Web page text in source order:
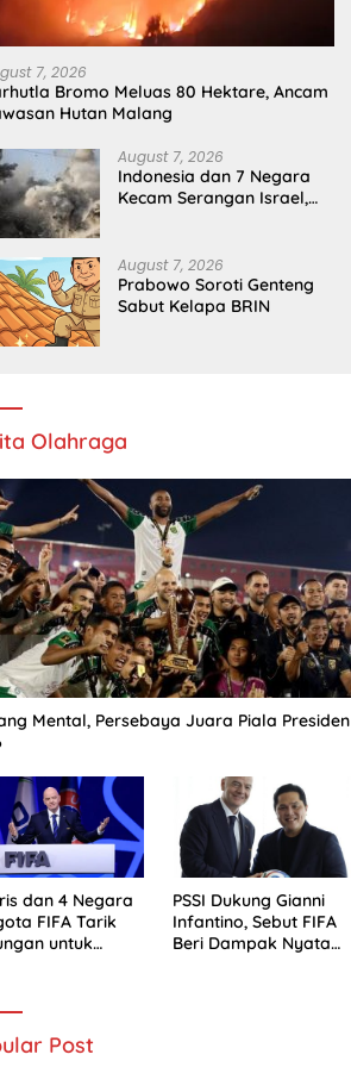
7, 2026
Bromo Meluas 80 Hektare, Ancam
Hutan Malang
August 7, 2026
Indonesia dan 7 Negara
Kecam Serangan Israel,
August 7, 2026
Prabowo Soroti Genteng
Sabut Kelapa BRIN
Olahraga
Mental, Persebaya Juara Piala Presiden
dan 4 Negara
FIFA Tarik
untuk
PSSI Dukung Gianni
Infantino, Sebut FIFA
Beri Dampak Nyata
Post